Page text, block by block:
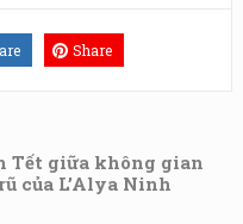
Share
Tết giữa không gian
của L’Alya Ninh